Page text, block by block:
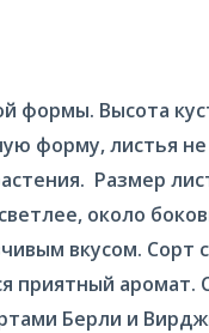
формы. Высота
форму, листья
Размер
около
вкусом. Сорт
приятный аромат.
Берли и